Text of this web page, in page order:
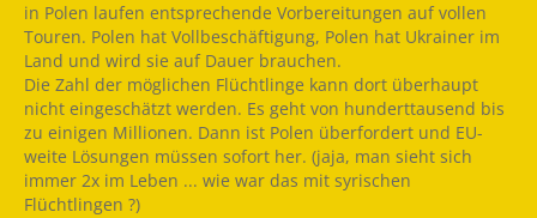
in Polen laufen entsprechende Vorbereitungen auf vollen
Touren. Polen hat Vollbeschäftigung, Polen hat Ukrainer im
Land und wird sie auf Dauer brauchen.
Die Zahl der möglichen Flüchtlinge kann dort überhaupt
nicht eingeschätzt werden. Es geht von hunderttausend bis
zu einigen Millionen. Dann ist Polen überfordert und EU-
weite Lösungen müssen sofort her. (jaja, man sieht sich
immer 2x im Leben ... wie war das mit syrischen
Flüchtlingen ?)